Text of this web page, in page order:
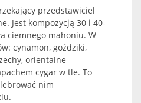
przedstawiciel
Jest kompozycją 30 i 40-
ciemnego mahoniu. W
cynamon, goździki,
orientalne
cygar w tle. To
nim